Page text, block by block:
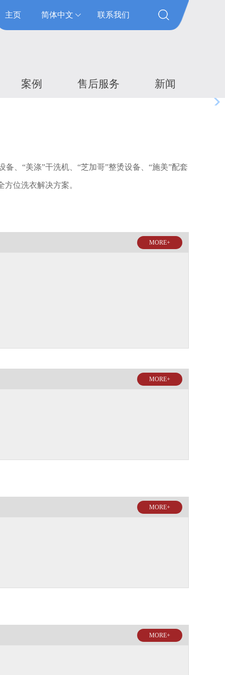
主页 简体中文 联系我们
案例 售后服务 新闻
、“美涤”干洗机、“芝加哥”整烫设备、“施美”配套
位洗衣解决方案。
MORE+
MORE+
MORE+
MORE+